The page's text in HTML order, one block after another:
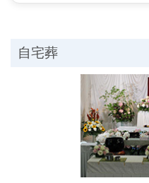
自宅葬